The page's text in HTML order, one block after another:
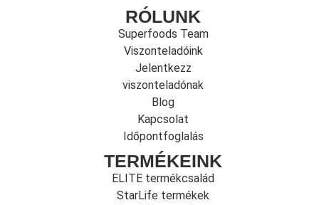
RÓLUNK
Superfoods Team
Viszonteladóink
Jelentkezz
viszonteladónak
Blog
Kapcsolat
Időpontfoglalás
TERMÉKEINK
ELITE termékcsalád
StarLife termékek